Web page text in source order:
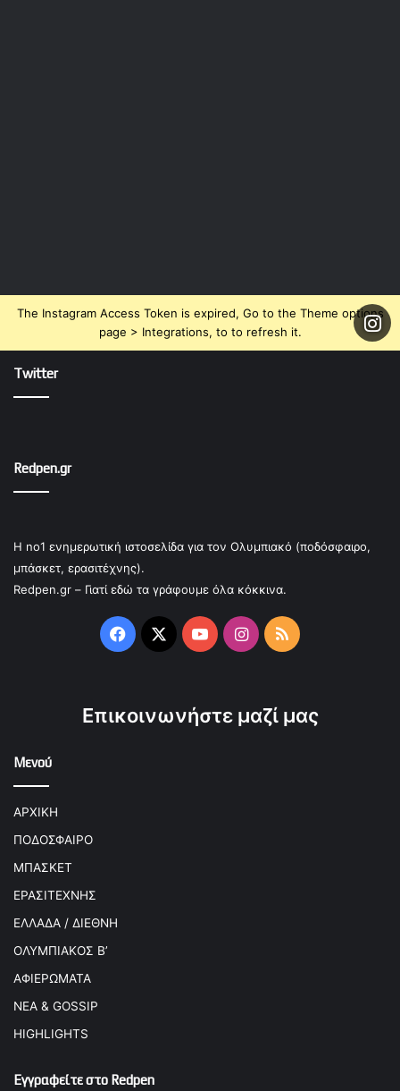
The Instagram Access Token is expired, Go to the Theme options
page > Integrations, to to refresh it.
Twitter
Redpen.gr
Η no1 ενημερωτική ιστοσελίδα για τον Ολυμπιακό (ποδόσφαιρο,
μπάσκετ, ερασιτέχνης).
Redpen.gr – Γιατί εδώ τα γράφουμε όλα κόκκινα.
Facebook
X YouTubeInstagram
RSS
Επικοινωνήστε μαζί μας
Μενού
ΑΡΧΙΚΗ
ΠΟΔΟΣΦΑΙΡΟ
ΜΠΑΣΚΕΤ
ΕΡΑΣΙΤΕΧΝΗΣ
ΕΛΛΑΔΑ / ΔΙΕΘΝΗ
ΟΛΥΜΠΙΑΚΟΣ Β’
ΑΦΙΕΡΩΜΑΤΑ
ΝΕΑ & GOSSIP
HIGHLIGHTS
Εγγραφείτε στο Redpen